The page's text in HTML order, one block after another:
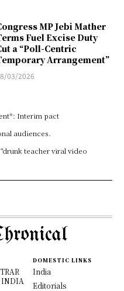
MP Jebi Mather
Fuel Excise Duty
a “Poll-Centric
Arrangement”
03/2026
Interim pact
audiences.
teacher viral video
INDIA
DOMESTIC LINKS
India
Editorials